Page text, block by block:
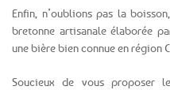
Enfin, n’oublions pas la
bretonne artisanale élaborée
une bière bien connue en région
Soucieux de vous proposer